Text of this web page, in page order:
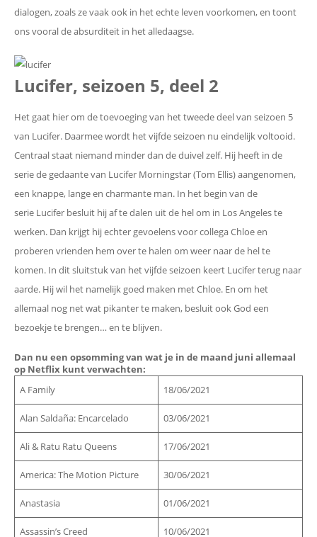
dialogen, zoals ze vaak ook in het echte leven voorkomen, en toont
ons vooral de absurditeit in het alledaagse.
Lucifer, seizoen 5, deel 2
Het gaat hier om de toevoeging van het tweede deel van seizoen 5
van Lucifer. Daarmee wordt het vijfde seizoen nu eindelijk voltooid.
Centraal staat niemand minder dan de duivel zelf. Hij heeft in de
serie de gedaante van Lucifer Morningstar (Tom Ellis) aangenomen,
een knappe, lange en charmante man. In het begin van de
serie Lucifer besluit hij af te dalen uit de hel om in Los Angeles te
werken. Dan krijgt hij echter gevoelens voor collega Chloe en
proberen vrienden hem over te halen om weer naar de hel te
komen. In dit sluitstuk van het vijfde seizoen keert Lucifer terug naar
aarde. Hij wil het namelijk goed maken met Chloe. En om het
allemaal nog net wat pikanter te maken, besluit ook God een
bezoekje te brengen… en te blijven.
Dan nu een opsomming van wat je in de maand juni allemaal
op Netflix kunt verwachten:
A Family
18/06/2021
Alan Saldaña: Encarcelado 03/06/2021
Ali & Ratu Ratu Queens 17/06/2021
America: The Motion Picture 30/06/2021
Anastasia 01/06/2021
Assassin’s Creed 10/06/2021